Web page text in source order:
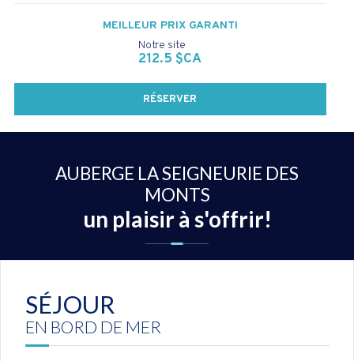
MEILLEUR PRIX GARANTI
Notre site
212.5 $CA
RÉSERVER
AUBERGE LA SEIGNEURIE DES
MONTS
un plaisir à s'offrir!
SÉJOUR
EN BORD DE MER